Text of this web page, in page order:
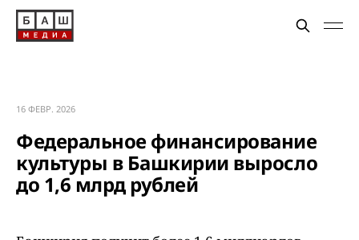
16 ФЕВР. 2026
Федеральное финансирование
культуры в Башкирии выросло
до 1,6 млрд рублей